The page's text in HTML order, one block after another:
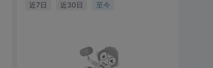
近7日 近30日 至今